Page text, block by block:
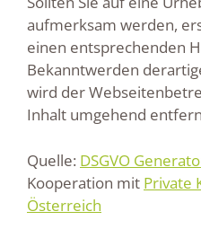
aufmerksam werden,
einen entsprechenden
Bekanntwerden
wird der
Inhalt umgehend
Quelle: DSGVO
Kooperation mit Private
Österreich